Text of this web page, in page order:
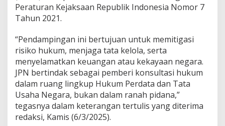
g
J
P
d
a
l
a
m
P
e
Peraturan Kejaksaan Republik Indonesia Nomor 7
Tahun 2021.
“Pendampingan ini bertujuan untuk memitigasi
risiko hukum, menjaga tata kelola, serta
menyelamatkan keuangan atau kekayaan negara.
JPN bertindak sebagai pemberi konsultasi hukum
dalam ruang lingkup Hukum Perdata dan Tata
Usaha Negara, bukan dalam ranah pidana,”
tegasnya dalam keterangan tertulis yang diterima
redaksi, Kamis (6/3/2025).